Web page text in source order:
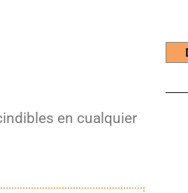
en cualquier